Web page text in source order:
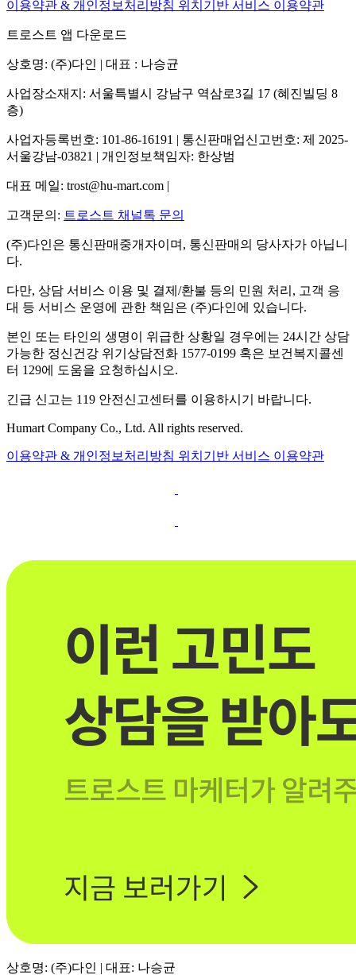
이용약관 & 개인정보처리방침 위치기반 서비스 이용약관
트로스트 앱 다운로드
상호명: (주)다인 | 대표 : 나승균
사업장소재지: 서울특별시 강남구 역삼로3길 17 (혜진빌딩 8
층)
사업자등록번호: 101-86-16191 | 통신판매업신고번호: 제 2025-
서울강남-03821 | 개인정보책임자: 한상범
대표 메일: trost@hu-mart.com |
고객문의: 트로스트 채널톡 문의
(주)다인은 통신판매중개자이며, 통신판매의 당사자가 아닙니
다.
다만, 상담 서비스 이용 및 결제/환불 등의 민원 처리, 고객 응
대 등 서비스 운영에 관한 책임은 (주)다인에 있습니다.
본인 또는 타인의 생명이 위급한 상황일 경우에는 24시간 상담
가능한 정신건강 위기상담전화 1577-0199 혹은 보건복지콜센
터 129에 도움을 요청하십시오.
긴급 신고는 119 안전신고센터를 이용하시기 바랍니다.
Humart Company Co., Ltd. All rights reserved.
이용약관 & 개인정보처리방침 위치기반 서비스 이용약관
상호명: (주)다인 | 대표: 나승균